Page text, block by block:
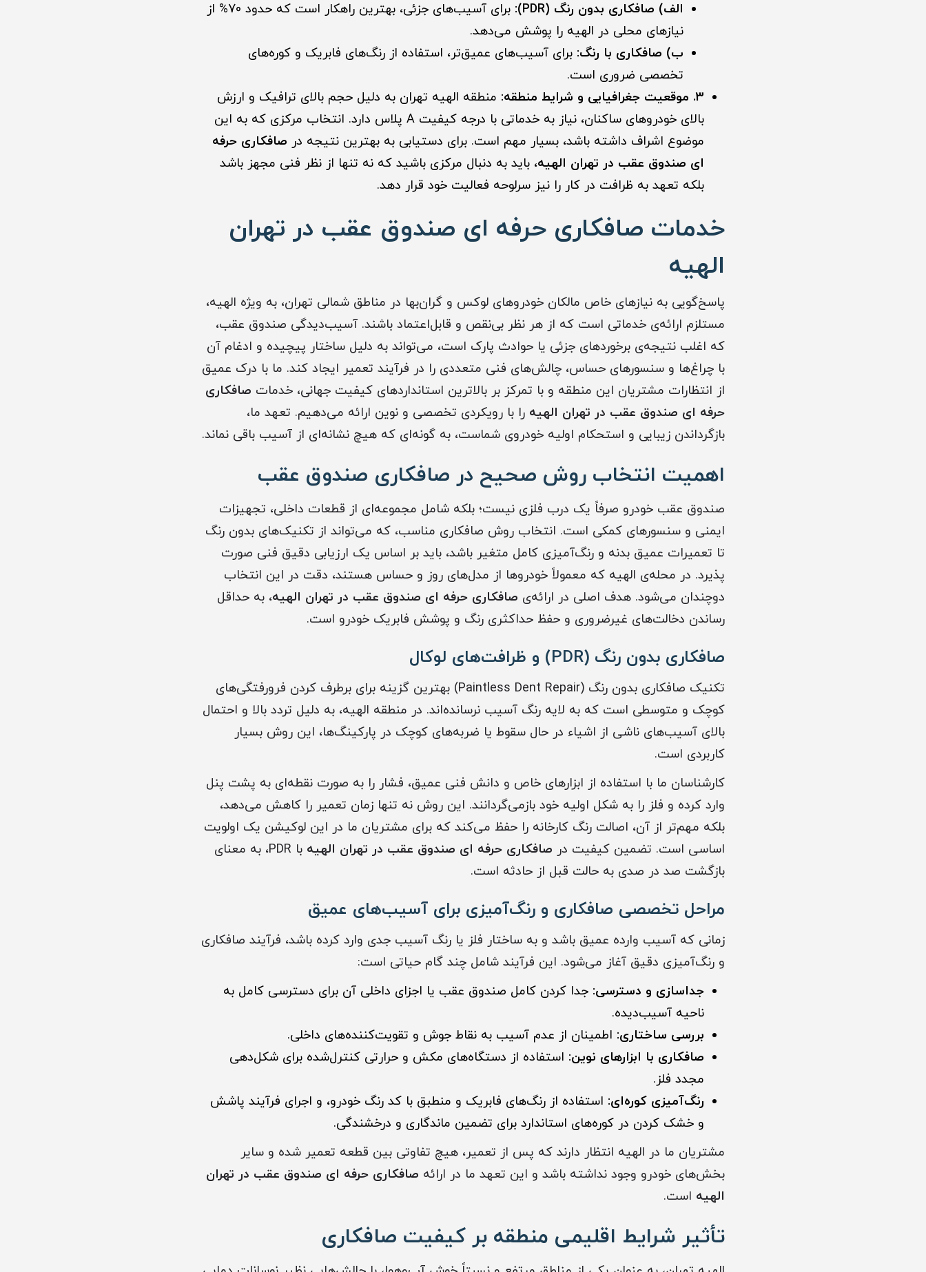
الف) صافکاری بدون رنگ (PDR):
برای آسیب‌های جزئی، بهترین راهکار است که حدود 70% از
نیازهای محلی در الهیه را پوشش می‌دهد.
ب) صافکاری با رنگ: برای آسیب‌های عمیق‌تر، استفاده از رنگ‌های فابریک و کوره‌های
تخصصی ضروری است.
3. موقعیت جغرافیایی و شرایط منطقه:
منطقه الهیه تهران به دلیل حجم بالای ترافیک و ارزش
بالای خودروهای ساکنان، نیاز به خدماتی با درجه کیفیت A پلاس دارد. انتخاب مرکزی که به این
موضوع اشراف داشته باشد، بسیار مهم است. برای دستیابی به بهترین نتیجه در صافکاری حرفه
ای صندوق عقب در تهران الهیه، باید به دنبال مرکزی باشید که نه تنها از نظر فنی مجهز باشد
بلکه تعهد به ظرافت در کار را نیز سرلوحه فعالیت خود قرار دهد.
خدمات صافکاری حرفه ای صندوق عقب در تهران
الهیه
پاسخ‌گویی به نیازهای خاص مالکان خودروهای لوکس و گران‌بها در مناطق شمالی تهران، به ویژه الهیه،
مستلزم ارائه‌ی خدماتی است که از هر نظر بی‌نقص و قابل‌اعتماد باشند. آسیب‌دیدگی صندوق عقب،
که اغلب نتیجه‌ی برخوردهای جزئی یا حوادث پارک است، می‌تواند به دلیل ساختار پیچیده و ادغام آن
با چراغ‌ها و سنسورهای حساس، چالش‌های فنی متعددی را در فرآیند تعمیر ایجاد کند. ما با درک عمیق
از انتظارات مشتریان این منطقه و با تمرکز بر بالاترین استانداردهای کیفیت جهانی، خدمات صافکاری
حرفه ای صندوق عقب در تهران الهیه را با رویکردی تخصصی و نوین ارائه می‌دهیم. تعهد ما،
بازگرداندن زیبایی و استحکام اولیه خودروی شماست، به گونه‌ای که هیچ نشانه‌ای از آسیب باقی نماند.
اهمیت انتخاب روش صحیح در صافکاری صندوق عقب
صندوق عقب خودرو صرفاً یک درب فلزی نیست؛ بلکه شامل مجموعه‌ای از قطعات داخلی، تجهیزات
ایمنی و سنسورهای کمکی است. انتخاب روش صافکاری مناسب، که می‌تواند از تکنیک‌های بدون رنگ
تا تعمیرات عمیق بدنه و رنگ‌آمیزی کامل متغیر باشد، باید بر اساس یک ارزیابی دقیق فنی صورت
پذیرد. در محله‌ی الهیه که معمولاً خودروها از مدل‌های روز و حساس هستند، دقت در این انتخاب
دوچندان می‌شود. هدف اصلی در ارائه‌ی صافکاری حرفه ای صندوق عقب در تهران الهیه، به حداقل
رساندن دخالت‌های غیرضروری و حفظ حداکثری رنگ و پوشش فابریک خودرو است.
صافکاری بدون رنگ (PDR) و ظرافت‌های لوکال
تکنیک صافکاری بدون رنگ (Paintless Dent Repair) بهترین گزینه برای برطرف کردن فرورفتگی‌های
کوچک و متوسطی است که به لایه رنگ آسیب نرسانده‌اند. در منطقه الهیه، به دلیل تردد بالا و احتمال
بالای آسیب‌های ناشی از اشیاء در حال سقوط یا ضربه‌های کوچک در پارکینگ‌ها، این روش بسیار
کاربردی است.
کارشناسان ما با استفاده از ابزارهای خاص و دانش فنی عمیق، فشار را به صورت نقطه‌ای به پشت پنل
وارد کرده و فلز را به شکل اولیه خود بازمی‌گردانند. این روش نه تنها زمان تعمیر را کاهش می‌دهد،
بلکه مهم‌تر از آن، اصالت رنگ کارخانه را حفظ می‌کند که برای مشتریان ما در این لوکیشن یک اولویت
اساسی است. تضمین کیفیت در صافکاری حرفه ای صندوق عقب در تهران الهیه
با PDR، به معنای
بازگشت صد در صدی به حالت قبل از حادثه است.
مراحل تخصصی صافکاری و رنگ‌آمیزی برای آسیب‌های عمیق
زمانی که آسیب وارده عمیق باشد و به ساختار فلز یا رنگ آسیب جدی وارد کرده باشد، فرآیند صافکاری
و رنگ‌آمیزی دقیق آغاز می‌شود. این فرآیند شامل چند گام حیاتی است:
جداسازی و دسترسی: جدا کردن کامل صندوق عقب یا اجزای داخلی آن برای دسترسی کامل به
ناحیه آسیب‌دیده.
بررسی ساختاری: اطمینان از عدم آسیب به نقاط جوش و تقویت‌کننده‌های داخلی.
صافکاری با ابزارهای نوین: استفاده از دستگاه‌های مکش و حرارتی کنترل‌شده برای شکل‌دهی
مجدد فلز.
رنگ‌آمیزی کوره‌ای: استفاده از رنگ‌های فابریک و منطبق با کد رنگ خودرو، و اجرای فرآیند پاشش
و خشک کردن در کوره‌های استاندارد برای تضمین ماندگاری و درخشندگی.
مشتریان ما در الهیه انتظار دارند که پس از تعمیر، هیچ تفاوتی بین قطعه تعمیر شده و سایر
بخش‌های خودرو وجود نداشته باشد و این تعهد ما در ارائه صافکاری حرفه ای صندوق عقب در تهران
الهیه است.
تأثیر شرایط اقلیمی منطقه بر کیفیت صافکاری